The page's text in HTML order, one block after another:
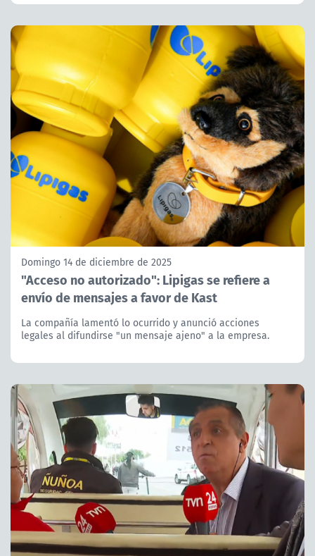
Domingo 14 de diciembre de 2025
"Acceso no autorizado": Lipigas se refiere a
envío de mensajes a favor de Kast
La compañía lamentó lo ocurrido y anunció acciones
legales al difundirse "un mensaje ajeno" a la empresa.